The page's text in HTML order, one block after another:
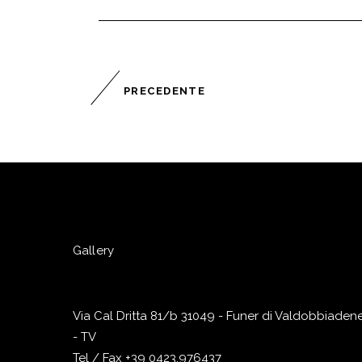
PRECEDENTE
Gallery
Via Cal Dritta 81/b 31049 - Funer di
- TV
Tel / Fax +39 0423.976437